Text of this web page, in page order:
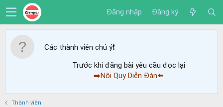
Đăng nhập Đăng ký
Các thành viên chú ý❗️
Trước khi đăng bài yêu cầu đọc lại
➡️Nội Quy Diễn Đàn⬅️
Thành viên